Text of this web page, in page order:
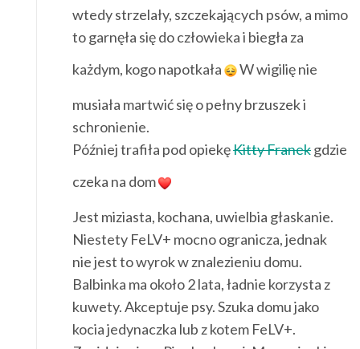
wtedy strzelały, szczekających psów, a mimo
to garnęła się do człowieka i biegła za
każdym, kogo napotkała
W wigilię nie
musiała martwić się o pełny brzuszek i
schronienie.
Później trafiła pod opiekęKitty Franekgdzie
czeka na dom
Jest miziasta, kochana, uwielbia głaskanie.
Niestety FeLV+ mocno ogranicza, jednak
nie jest to wyrok w znalezieniu domu.
Balbinka ma około 2 lata, ładnie korzysta z
kuwety. Akceptuje psy. Szuka domu jako
kocia jedynaczka lub z kotem FeLV+.